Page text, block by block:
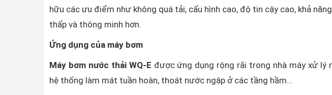
hữu các ưu điểm như không quá tải, cấu hình cao, độ tin cậy cao, khả
thấp và thông minh hơn.
Ứng dụng của máy bơm
Máy bơm nước thải WQ-E được ứng dụng rộng rãi trong nhà máy xử lý
hệ thống làm mát tuần hoàn, thoát nước ngập ở các tầng hầm…